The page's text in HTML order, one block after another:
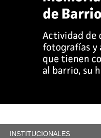
INSTITUCIONALES